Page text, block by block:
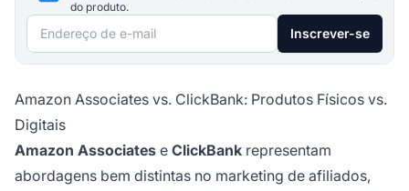
do produto.
Endereço de e-mail Inscrever-se
Amazon Associates vs. ClickBank: Produtos Físicos vs.
Digitais
Amazon Associates e ClickBank representam
abordagens bem distintas no marketing de afiliados,